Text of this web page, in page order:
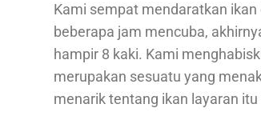
Kami sempat mendaratkan
beberapa jam mencuba,
hampir 8 kaki. Kami
merupakan sesuatu yang
menarik tentang ikan layaran